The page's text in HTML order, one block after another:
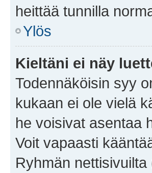
heittää tunnilla
Ylös
Kieltäni ei näy
Todennäköisin syy
kukaan ei ole vielä
he voisivat asentaa
Voit vapaasti
Ryhmän